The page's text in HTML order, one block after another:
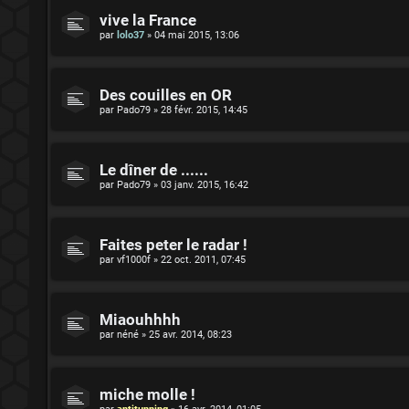
vive la France
par lolo37 » 04 mai 2015, 13:06
Des couilles en OR
par Pado79 » 28 févr. 2015, 14:45
Le dîner de ......
par Pado79 » 03 janv. 2015, 16:42
Faites peter le radar !
par vf1000f » 22 oct. 2011, 07:45
Miaouhhhh
par néné » 25 avr. 2014, 08:23
miche molle !